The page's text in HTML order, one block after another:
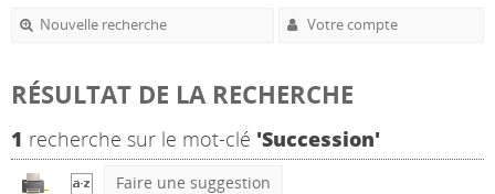
Nouvelle recherche Votre compte
RÉSULTAT DE LA RECHERCHE
1 recherche sur le mot-clé 'Succession'
Faire une suggestion